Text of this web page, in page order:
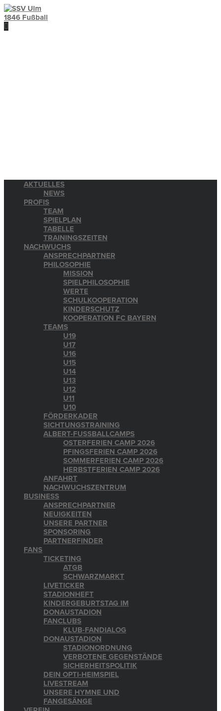
AKTUELLES
NEWS
PROFIS
TEAM
SPIELPLAN
TABELLE
TRAININGSZEITEN
NACHWUCHS
ANSPRECHPARTNER
PHILOSOPHIE
MISSION
SPIELPHILOSOPHIE
WERTE
SCHULKOOPERATION
KINDERSCHUTZ
KOOPERATION FC BAYERN
TEAMS
U19
U17
U16
U15
U14
U13
U12
U11
U10
FÖRDERKADER
SICHTUNGSTRAINING
ALBERT-FUSSBALLCAMPS
OSTERFERIEN CAMP 2026
PFINGSFERIEN CAMP 2026
SOMMERFERIEN CAMP 2026
HERBSTFERIEN CAMP 2026
ANFAHRT
NACHWUCHSZENTRUM
BUSINESS
ANSPRECHPARTNER
NEUIGKEITEN
UNSERE PARTNER
SPONSORING
PARTNERFINDER
FANS
TICKETING
ATGB
SCHWARZMARKT
LIVETICKER
STADIONHEFT
KINDERGEBURTSTAG IM
DONAUSTADION
FANCLUBS
KLUB-FANDIALOG
DONAUSTADION
STADIONORDNUNG
VERBOTENE GEGENSTÄNDE
SICHERHEITSPOLITIK
DEIN OPTI-HEIMSPIEL
LIVESTREAM
UNSERE HYMNE UND
FANGESÄNGE